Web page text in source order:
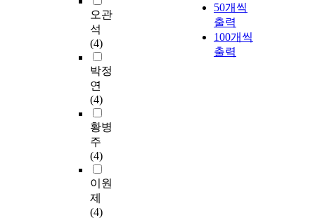
오관
석
(4)
박정
연
(4)
황병
주
(4)
이원
제
(4)
50개씩
출력
100개씩
출력